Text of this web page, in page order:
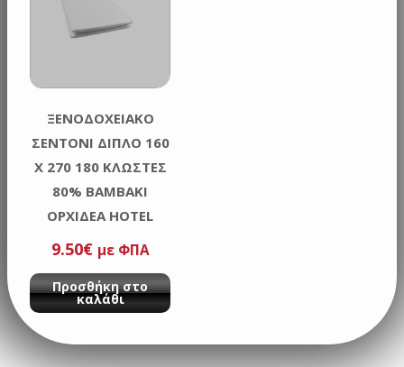
ΞΕΝΟΔΟΧΕΙΑΚΟ
ΣΕΝΤΟΝΙ ΔΙΠΛΟ 160
Χ 270 180 ΚΛΩΣΤΕΣ
80% ΒΑΜΒΑΚΙ
ΟΡΧΙΔΕΑ HOTEL
9.50€ με ΦΠΑ
Προσθήκη στο
καλάθι